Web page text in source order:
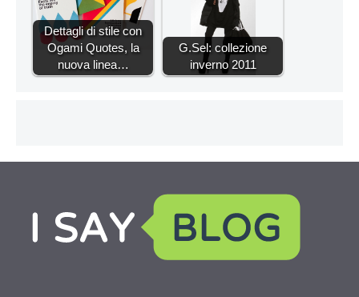
Dettagli di stile con
Ogami Quotes, la
nuova linea…
G.Sel: collezione
inverno 2011